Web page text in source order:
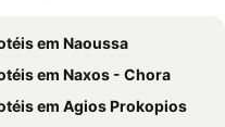
em Naoussa
em Naxos - Chora
em Agios Prokopios